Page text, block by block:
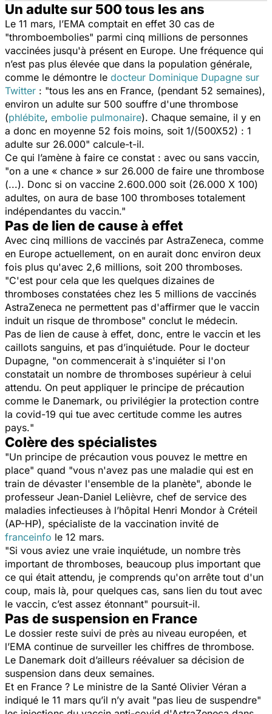
Un adulte sur 500 tous les ans
Le 11 mars, l’EMA comptait en effet 30 cas de
"thromboembolies" parmi cinq millions de personnes
vaccinées jusqu'à présent en Europe. Une fréquence qui
n’est pas plus élevée que dans la population générale,
comme le démontre le docteur Dominique Dupagne sur
Twitter : "tous les ans en France, (pendant 52 semaines),
environ un adulte sur 500 souffre d'une thrombose
(phlébite, embolie pulmonaire). Chaque semaine, il y en
a donc en moyenne 52 fois moins, soit 1/(500X52) : 1
adulte sur 26.000" calcule-t-il.
Ce qui l’amène à faire ce constat : avec ou sans vaccin,
"on a une « chance » sur 26.000 de faire une thrombose
(...). Donc si on vaccine 2.600.000 soit (26.000 X 100)
adultes, on aura de base 100 thromboses totalement
indépendantes du vaccin."
Pas de lien de cause à effet
Avec cinq millions de vaccinés par AstraZeneca, comme
en Europe actuellement, on en aurait donc environ deux
fois plus qu'avec 2,6 millions, soit 200 thromboses.
"C'est pour cela que les quelques dizaines de
thromboses constatées chez les 5 millions de vaccinés
AstraZeneca ne permettent pas d'affirmer que le vaccin
induit un risque de thrombose" conclut le médecin.
Pas de lien de cause à effet, donc, entre le vaccin et les
caillots sanguins, et pas d’inquiétude. Pour le docteur
Dupagne, "on commencerait à s'inquiéter si l'on
constatait un nombre de thromboses supérieur à celui
attendu. On peut appliquer le principe de précaution
comme le Danemark, ou privilégier la protection contre
la covid-19 qui tue avec certitude comme les autres
pays."
Colère des spécialistes
"Un principe de précaution vous pouvez le mettre en
place" quand "vous n'avez pas une maladie qui est en
train de dévaster l'ensemble de la planète", abonde le
professeur Jean-Daniel Lelièvre, chef de service des
maladies infectieuses à l’hôpital Henri Mondor à Créteil
(AP-HP), spécialiste de la vaccination invité de
franceinfo le 12 mars.
"Si vous aviez une vraie inquiétude, un nombre très
important de thromboses, beaucoup plus important que
ce qui était attendu, je comprends qu'on arrête tout d'un
coup, mais là, pour quelques cas, sans lien du tout avec
le vaccin, c’est assez étonnant" poursuit-il.
Pas de suspension en France
Le dossier reste suivi de près au niveau européen, et
l’EMA continue de surveiller les chiffres de thrombose.
Le Danemark doit d’ailleurs réévaluer sa décision de
suspension dans deux semaines.
Et en France ? Le ministre de la Santé Olivier Véran a
indiqué le 11 mars qu’il n’y avait "pas lieu de suspendre"